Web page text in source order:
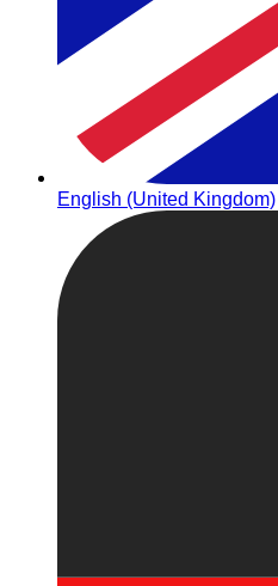
English (United Kingdom)